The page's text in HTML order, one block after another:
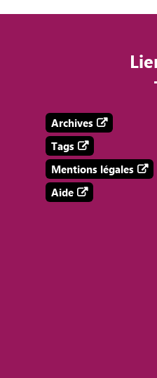
Archives
Tags
Mentions légales
Aide